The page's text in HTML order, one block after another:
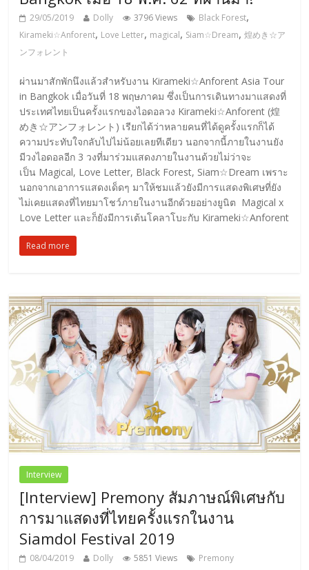
29/05/2019 Dolly 3796 Views Black Forest,
Kirameki☆Anforent, Love Letter, magical, Siam☆Dream,煌めき☆ア
ンフォレント
ผ่านมาสักพักนึงแล้วสำหรับงาน Kirameki☆Anforent Asia Tour
in Bangkok เมื่อวันที่ 18 พฤษภาคม ซึ่งเป็นการเดินทางมาแสดงที่
ประเทศไทยเป็นครั้งแรกของไอดอลวง Kirameki☆Anforent (煌
めき☆アンフォレント) เรียกได้ว่าหลายคนที่ได้ดูครั้งแรกก็ได้
ความประทับใจกลับไปไม่น้อยเลยทีเดียว นอกจากนี้ภายในงานยัง
มีวงไอดอลอีก 3 วงที่มาร่วมแสดงภายในงานด้วยไม่ว่าจะ
เป็น Magical, Love Letter, Black Forest, Siam☆Dream เพราะ
นอกจากเอาการแสดงเด็ดๆ มาให้ชมแล้วยังมีการแสดงพิเศษที่ยัง
ไม่เคยแสดงที่ไทยมาโชว์ภายในงานอีกด้วยอย่างยูนิต Magical x
Love Letter และก็ยังมีการเต้นโคลาโบะกับ Kirameki☆Anforent
Read more
Interview
[Interview] Premony สัมภาษณ์พิเศษกับ
การมาแสดงที่ไทยครั้งแรกในงาน
Siamdol Festival 2019
08/04/2019 Dolly 5851 Views Premony